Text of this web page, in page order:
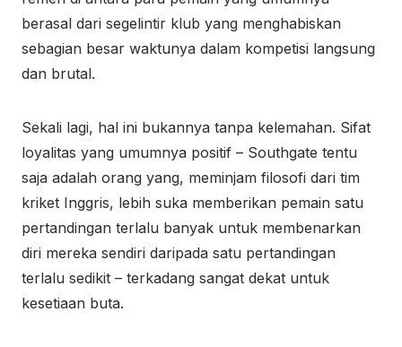
berasal dari segelintir klub yang menghabiskan
sebagian besar waktunya dalam kompetisi langsung
dan brutal.
Sekali lagi, hal ini bukannya tanpa kelemahan. Sifat
loyalitas yang umumnya positif – Southgate tentu
saja adalah orang yang, meminjam filosofi dari tim
kriket Inggris, lebih suka memberikan pemain satu
pertandingan terlalu banyak untuk membenarkan
diri mereka sendiri daripada satu pertandingan
terlalu sedikit – terkadang sangat dekat untuk
kesetiaan buta.